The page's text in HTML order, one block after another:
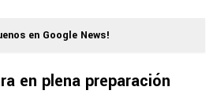
en Google News!
en plena preparación